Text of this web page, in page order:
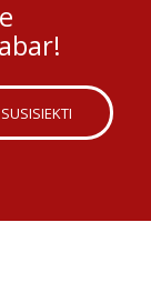
SUSISIEKTI